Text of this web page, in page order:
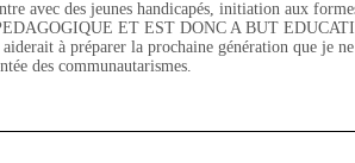
avec des jeunes handicapés, initiation aux
ET EST DONC A BUT
à préparer la prochaine génération que je
des communautarismes.